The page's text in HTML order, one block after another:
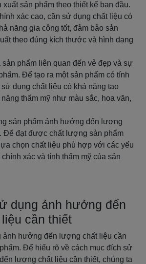
xuất sản phẩm theo thiết kế ban đầu.
xác cao, cần sử dụng chất liệu có
năng gia công tốt, đảm bảo sản
theo đúng kích thước và hình dạng
sản phẩm liên quan đến vẻ đẹp và sự
Để tạo ra một sản phẩm có tính
dụng chất liệu có khả năng tạo
thẩm mỹ như màu sắc, hoa văn,
sản phẩm ảnh hưởng đến lượng
Để đạt được chất lượng sản phẩm
chọn chất liệu phù hợp với các yếu
xác và tính thẩm mỹ của sản
dụng ảnh hưởng đến
cần thiết
ảnh hưởng đến lượng chất liệu cần
Để hiểu rõ về cách mục đích sử
lượng chất liệu cần thiết, chúng ta